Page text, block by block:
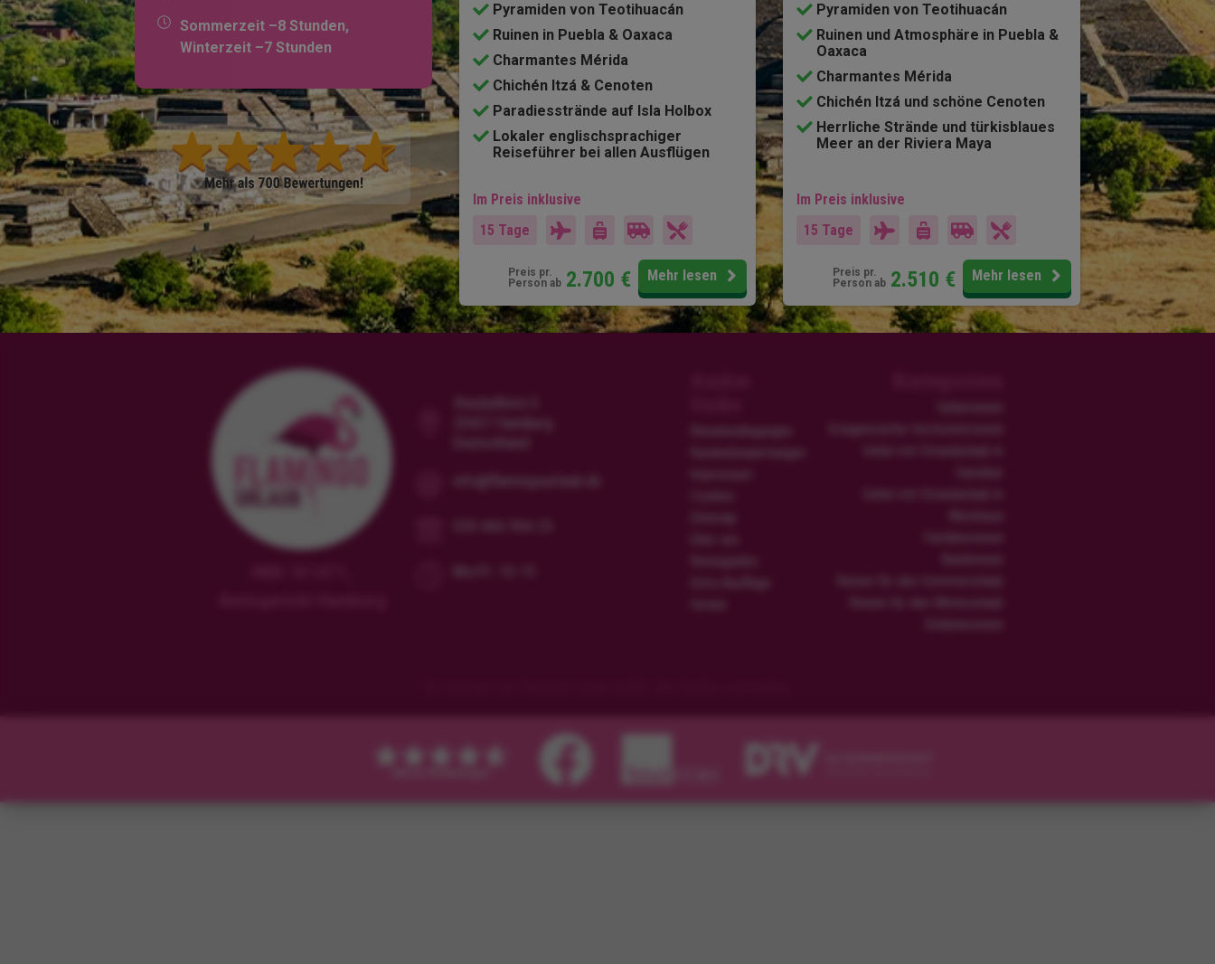
Sommerzeit –8 Stunden,
Winterzeit –7 Stunden
Pyramiden von Teotihuacán
Ruinen in Puebla & Oaxaca
Charmantes Mérida
Chichén Itzá & Cenoten
Paradiesstrände auf Isla Holbox
Lokaler englischsprachiger
Reiseführer bei allen Ausflügen
Im Preis inklusive
15 Tage
Preis pr.
Person ab 2.700 € Mehr lesen
Pyramiden von Teotihuacán
Ruinen und Atmosphäre in Puebla &
Oaxaca
Charmantes Mérida
Chichén Itzá und schöne Cenoten
Herrliche Strände und türkisblaues
Meer an der Riviera Maya
Im Preis inklusive
15 Tage
Preis pr.
Person ab 2.510 € Mehr lesen